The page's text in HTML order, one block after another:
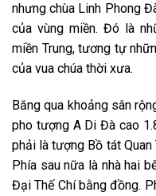
nhưng chùa Linh Phong
của vùng miền. Đó là
miền Trung, tương tự
của vua chúa thời xưa.
Băng qua khoảng sân
pho tượng A Di Đà cao
phải là tượng Bồ tát
Phía sau nữa là nhà hai
Đại Thế Chí bằng đồng.